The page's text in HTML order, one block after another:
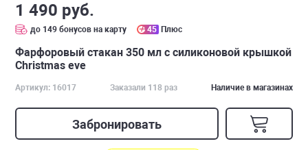
1 490 руб.
до 149 бонусов на карту 45 Плюс
Фарфоровый стакан 350 мл с силиконовой крышкой
Christmas eve
Артикул: 16017 Заказали 118 раз Наличие в магазинах
Забронировать